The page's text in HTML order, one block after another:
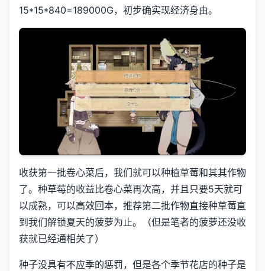
15*15*840=189000G，初步确实现经济身由。
收获第一批卷心菜后，我们就可以种植草莓和其其作物
了。种草莓的收益比卷心菜再次高，并且只要5天就可
以成熟，可以高效回本，推荐第二批作物直接种草莓直
到我们解锁夏天的菠萝为止。（但是笔者的菠萝还没收
获就已经通相关了）
种子没具有不应季的惩罚，但是各个季节花店的种子是